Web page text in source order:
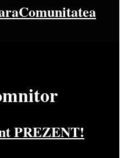
Comunitatea
PREZENT!